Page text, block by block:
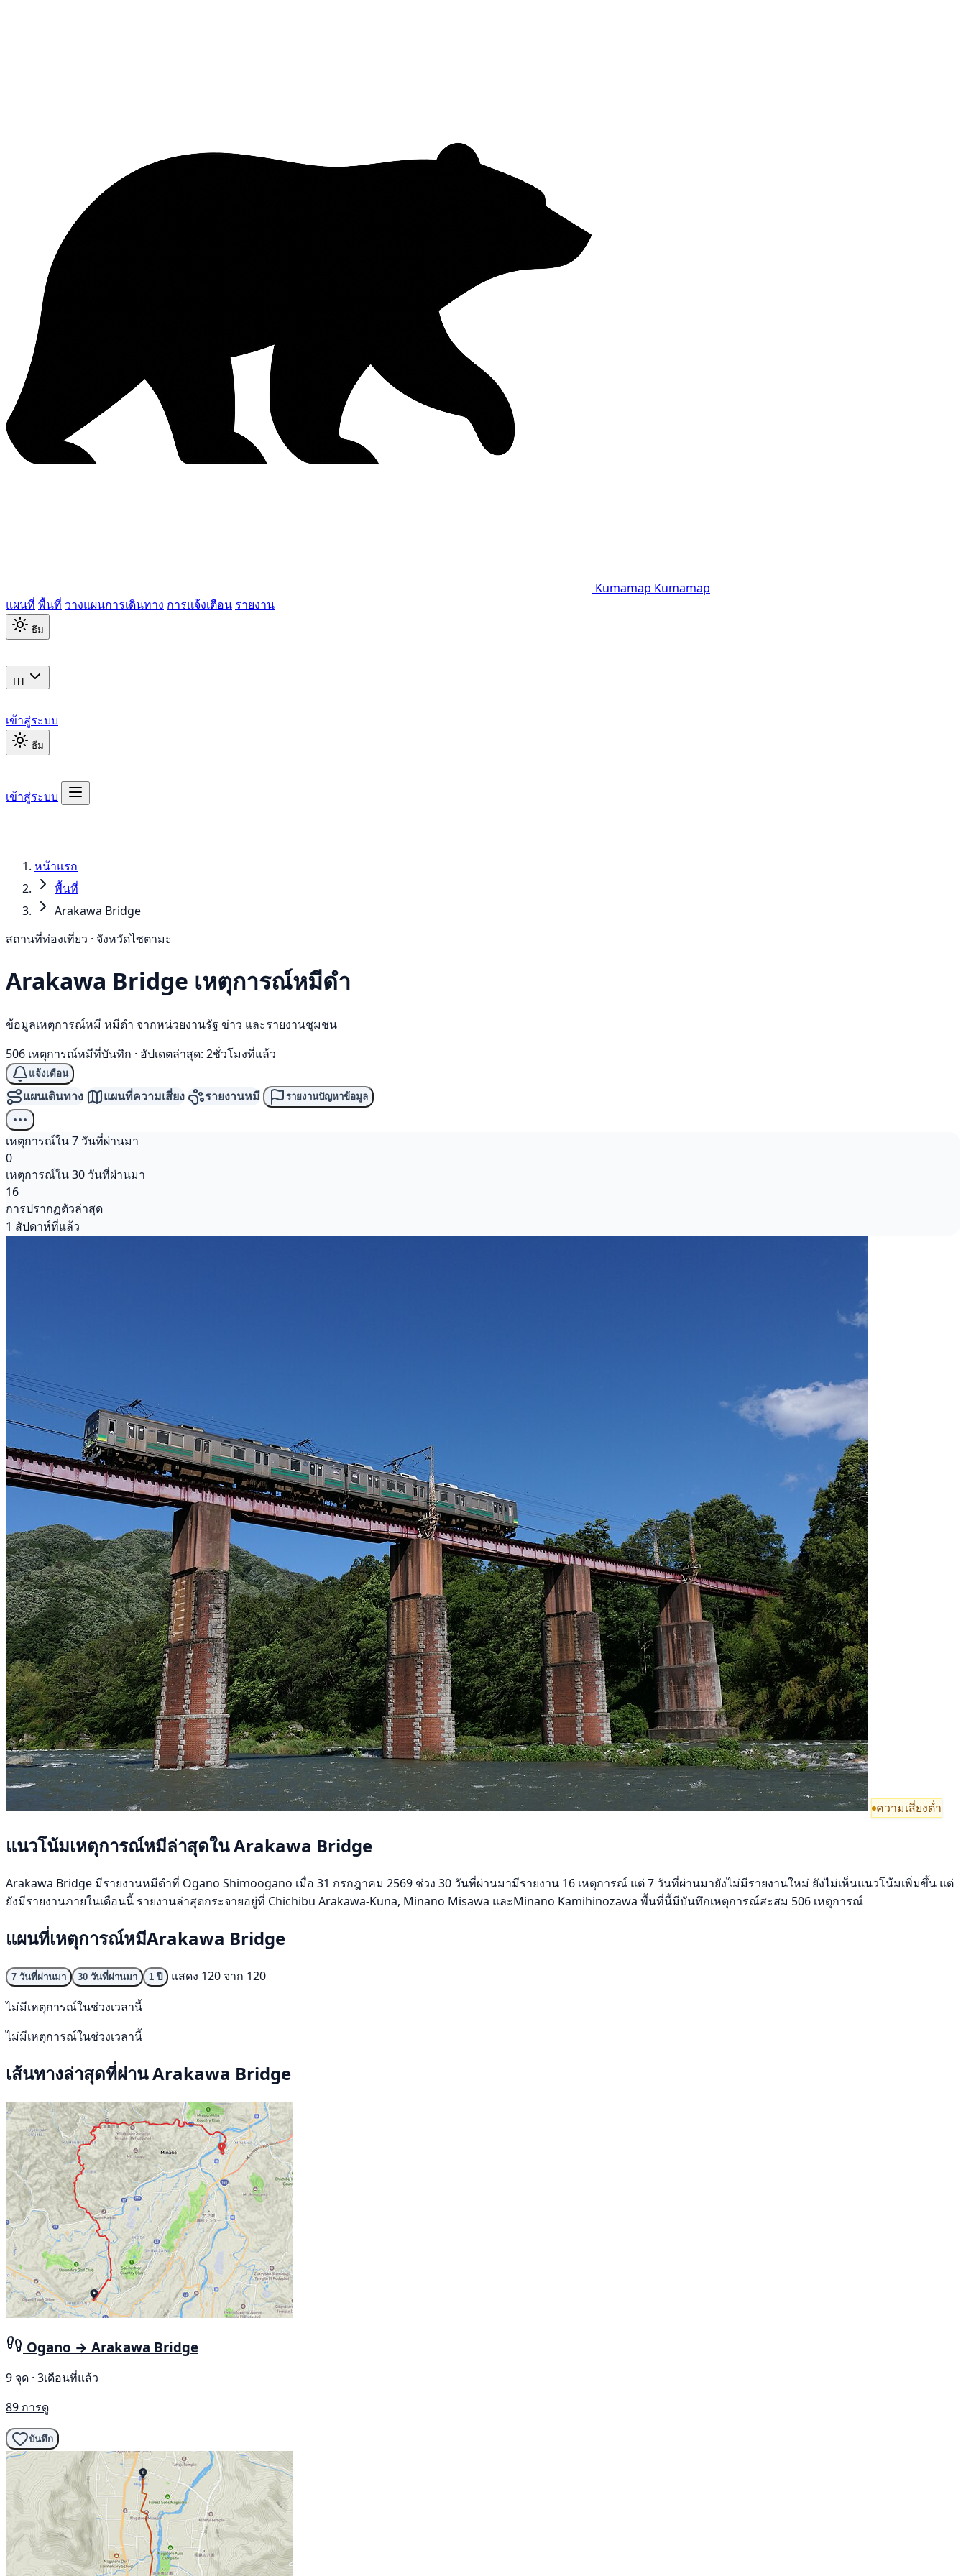
Kumamap Kumamap
แผนที่ พื้นที่ วางแผนการเดินทาง การแจ้งเตือน รายงาน
ธีม
TH
เข้าสู่ระบบ
ธีม
เข้าสู่ระบบ
หน้าแรก
พื้นที่
Arakawa Bridge
สถานที่ท่องเที่ยว · จังหวัดไซตามะ
Arakawa Bridge เหตุการณ์หมีดำ
ข้อมูลเหตุการณ์หมี หมีดำ จากหน่วยงานรัฐ ข่าว และรายงานชุมชน
506 เหตุการณ์หมีที่บันทึก · อัปเดตล่าสุด: 2ชั่วโมงที่แล้ว
แจ้งเตือน
แผนเดินทาง แผนที่ความเสี่ยง รายงานหมี รายงานปัญหาข้อมูล
เหตุการณ์ใน 7 วันที่ผ่านมา
0
เหตุการณ์ใน 30 วันที่ผ่านมา
16
การปรากฏตัวล่าสุด
1 สัปดาห์ที่แล้ว
ความเสี่ยงต่ำ
แนวโน้มเหตุการณ์หมีล่าสุดใน Arakawa Bridge
Arakawa Bridge มีรายงานหมีดำที่ Ogano Shimoogano เมื่อ 31 กรกฎาคม 2569 ช่วง 30 วันที่ผ่านมามีรายงาน 16 เหตุการณ์ แต่ 7 วันที่ผ่านมายังไม่มีรายงานใหม่ ยังไม่เห็นแนวโน้มเพิ่มขึ้น แต่
ยังมีรายงานภายในเดือนนี้ รายงานล่าสุดกระจายอยู่ที่ Chichibu Arakawa-Kuna, Minano Misawa และMinano Kamihinozawa พื้นที่นี้มีบันทึกเหตุการณ์สะสม 506 เหตุการณ์
แผนที่เหตุการณ์หมีArakawa Bridge
7 วันที่ผ่านมา 30 วันที่ผ่านมา 1 ปี
แสดง 120 จาก 120
ไม่มีเหตุการณ์ในช่วงเวลานี้
ไม่มีเหตุการณ์ในช่วงเวลานี้
เส้นทางล่าสุดที่ผ่าน Arakawa Bridge
Ogano → Arakawa Bridge
9 จุด · 3เดือนที่แล้ว
89 การดู
บันทึก